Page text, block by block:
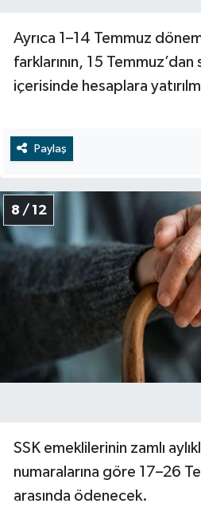
Ayrıca 1–14 Temmuz
farklarının, 15
içerisinde hesaplara
Paylaş
8 / 12
SSK emeklilerinin zamlı
numaralarına göre 17–26
arasında ödenecek.